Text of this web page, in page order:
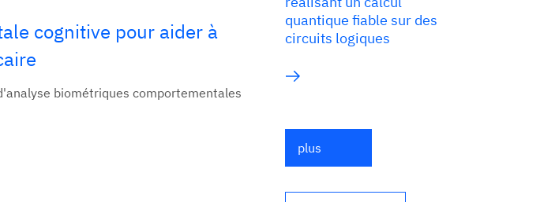
cognitive pour aider à
biométriques comportementales
quantique fiable sur des
circuits logiques
plus